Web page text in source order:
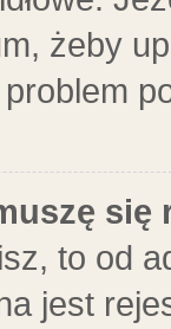
żeby
się
to od
jest